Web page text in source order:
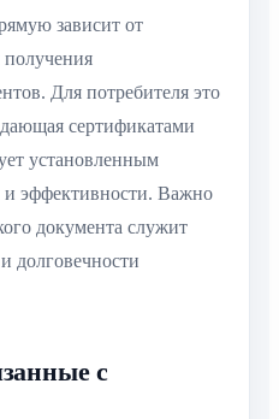
зависит от
Для потребителя это
сертификатами
установленным
и эффективности. Важно
документа служит
долговечности
с